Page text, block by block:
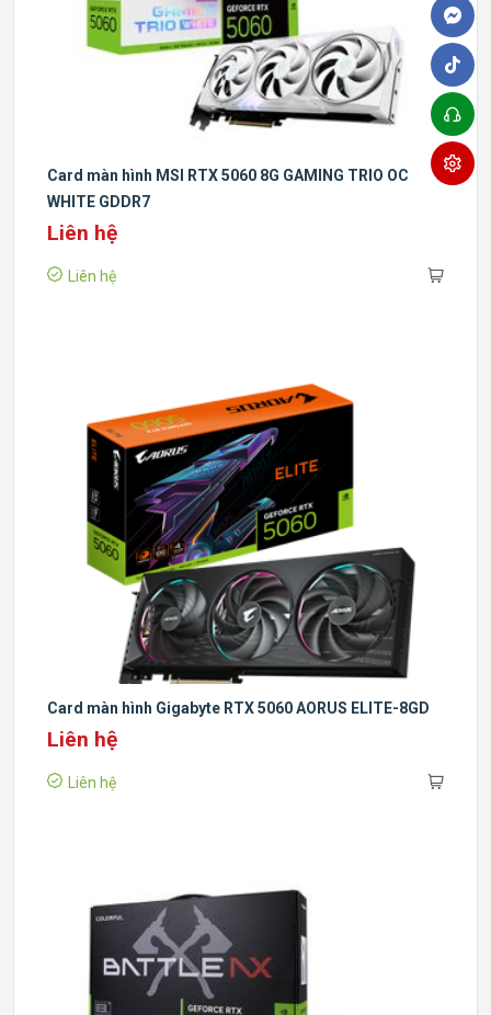
Card màn hình MSI RTX 5060 8G GAMING TRIO OC
WHITE GDDR7
Liên hệ
Liên hệ
Card màn hình Gigabyte RTX 5060 AORUS ELITE-8GD
Liên hệ
Liên hệ